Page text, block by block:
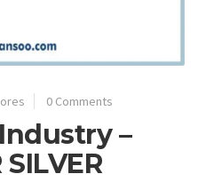
0 Comments
–